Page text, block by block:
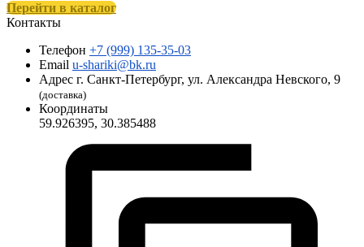
Перейти в каталог
Контакты
Телефон +7 (999) 135-35-03
Email u-shariki@bk.ru
Адрес г. Санкт-Петербург, ул. Александра Невского, 9
(доставка)
Координаты
59.926395, 30.385488